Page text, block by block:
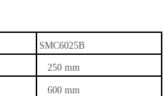
SMC6025B
250 mm
600 mm